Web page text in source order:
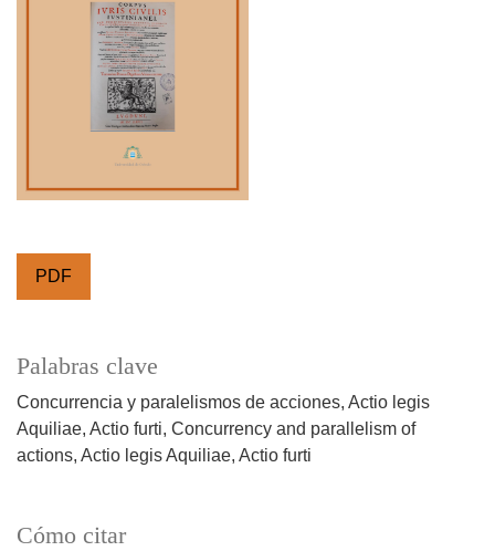
PDF
Palabras clave
Concurrencia y paralelismos de acciones Actio legis
Aquiliae Actio furti Concurrency and parallelism of
actions Actio legis Aquiliae Actio furti
Cómo citar